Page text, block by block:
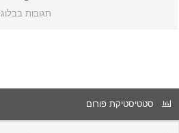
תגובות בבלוג
סטטיסטיקת פורום